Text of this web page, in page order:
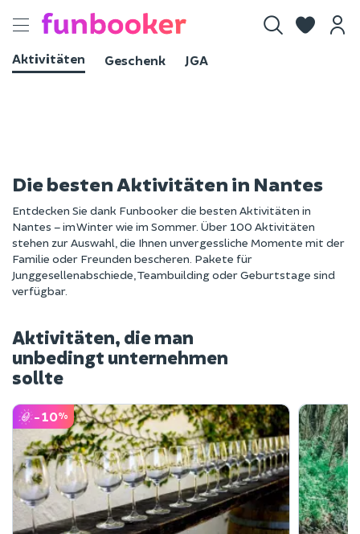
Toggle
Aktivitäten
Geschenk JGA
Die besten Aktivitäten in Nantes
Entdecken Sie dank Funbooker die besten Aktivitäten in
Nantes – im Winter wie im Sommer. Über 100 Aktivitäten
stehen zur Auswahl, die Ihnen unvergessliche Momente mit der
Familie oder Freunden bescheren. Pakete für
Junggesellenabschiede, Teambuilding oder Geburtstage sind
verfügbar.
Aktivitäten, die man
unbedingt unternehmen
sollte
-10%